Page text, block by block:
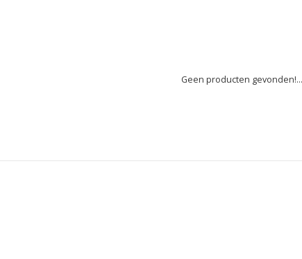
Geen producten gevonden!...